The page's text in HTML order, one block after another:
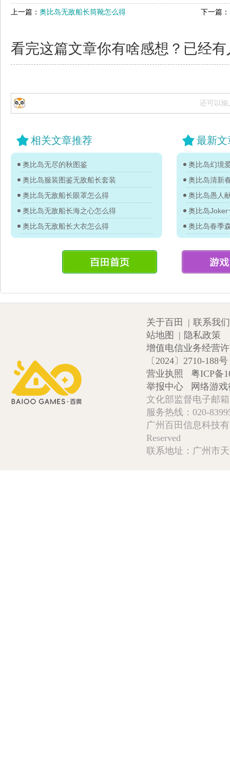
上一篇： 奥比岛无敌船长筒靴怎么得 下一篇：
看完这篇文章你有啥感想？已经有
还可以输
相关文章推荐
奥比岛无尽的秋图鉴
奥比岛服装图鉴无敌船长套装
奥比岛无敌船长眼罩怎么得
奥比岛无敌船长海之心怎么得
奥比岛无敌船长大衣怎么得
最新文
奥比岛清新
奥比岛Joker
关于百田 | 联系我们
站地图
| 隐私政策
增值电信业务经营
〔2024〕2710-188号
营业执照
粤ICP备
举报中心
网络游
文化部监督电子邮
服务热线：020-
广州百田信息科技
Reserved
联系地址：广州市